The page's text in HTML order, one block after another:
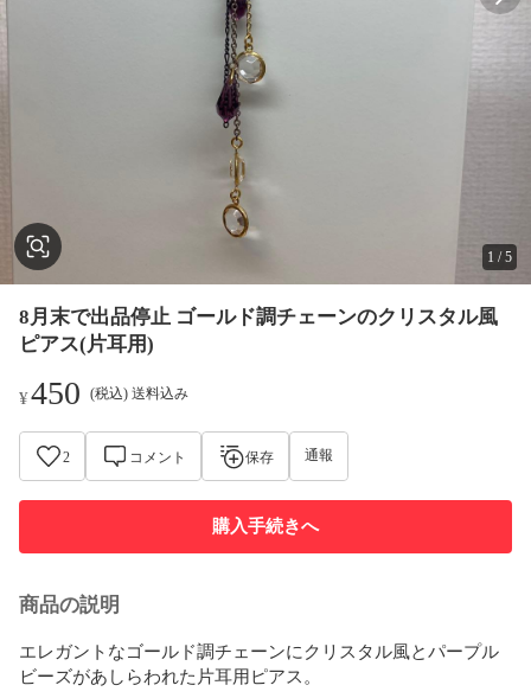
1 /5
8月末で出品停止 ゴールド調チェーンのクリスタル風
ピアス(片耳用)
¥450 (税込) 送料込み
2 コメント 保存 通報
購入手続きへ
商品の説明
エレガントなゴールド調チェーンにクリスタル風とパープル
ビーズがあしらわれた片耳用ピアス。